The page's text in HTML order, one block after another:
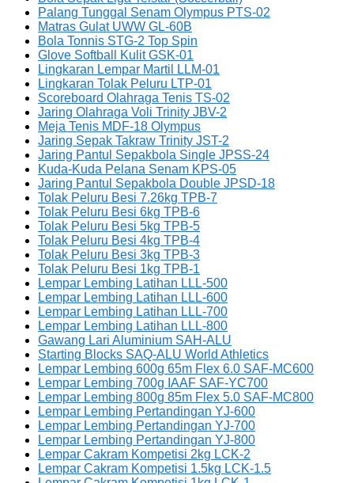
Palang Tunggal Senam Olympus PTS-02
Matras Gulat UWW GL-60B
Bola Tonnis STG-2 Top Spin
Glove Softball Kulit GSK-01
Lingkaran Lempar Martil LLM-01
Lingkaran Tolak Peluru LTP-01
Scoreboard Olahraga Tenis TS-02
Jaring Olahraga Voli Trinity JBV-2
Meja Tenis MDF-18 Olympus
Jaring Sepak Takraw Trinity JST-2
Jaring Pantul Sepakbola Single JPSS-24
Kuda-Kuda Pelana Senam KPS-05
Jaring Pantul Sepakbola Double JPSD-18
Tolak Peluru Besi 7.26kg TPB-7
Tolak Peluru Besi 6kg TPB-6
Tolak Peluru Besi 5kg TPB-5
Tolak Peluru Besi 4kg TPB-4
Tolak Peluru Besi 3kg TPB-3
Tolak Peluru Besi 1kg TPB-1
Lempar Lembing Latihan LLL-500
Lempar Lembing Latihan LLL-600
Lempar Lembing Latihan LLL-700
Lempar Lembing Latihan LLL-800
Gawang Lari Aluminium SAH-ALU
Starting Blocks SAQ-ALU World Athletics
Lempar Lembing 600g 65m Flex 6.0 SAF-MC600
Lempar Lembing 700g IAAF SAF-YC700
Lempar Lembing 800g 85m Flex 5.0 SAF-MC800
Lempar Lembing Pertandingan YJ-600
Lempar Lembing Pertandingan YJ-700
Lempar Lembing Pertandingan YJ-800
Lempar Cakram Kompetisi 2kg LCK-2
Lempar Cakram Kompetisi 1.5kg LCK-1.5